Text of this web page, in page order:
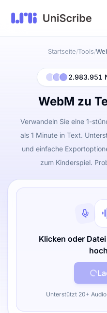
Startseite/Tools/
2.983.951
WebM zu
Verwandeln Sie eine 1-
als 1 Minute in Text.
und einfache
zum Kinderspiel.
Klicken oder
Unterstützt 20+